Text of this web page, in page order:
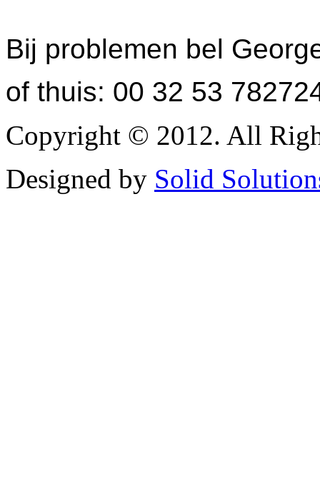
Bij problemen bel
of thuis: 00 32 53
Copyright © 2012. All
Designed by Solid